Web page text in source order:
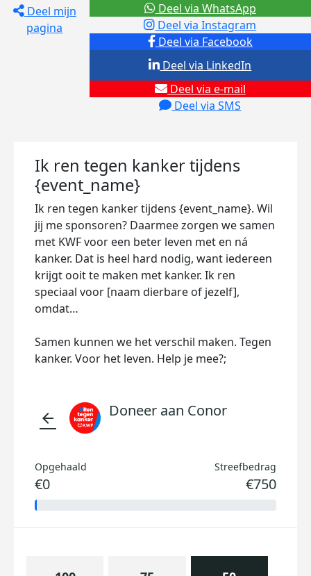
Deel mijn
pagina
Deel via Facebook
Deel via Instagram
Deel via e-mail
Deel via SMS
Deel via LinkedIn
Deel via WhatsApp
Ik ren tegen kanker tijdens
{event_name}
Ik ren tegen kanker tijdens {event_name}. Wil
jij me sponsoren? Daarmee zorgen we samen
met KWF voor een beter leven met en ná
kanker. Dat is heel hard nodig, want iedereen
krijgt ooit te maken met kanker. Ik ren
speciaal voor [naam dierbare of jezelf],
omdat…
Samen kunnen we het verschil maken. Tegen
kanker. Voor het leven. Help je mee?;
arrow_back Doneer aan Conor
Opgehaald
€0
Streefbedrag
€750